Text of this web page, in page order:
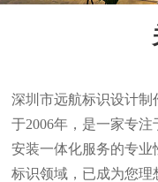
深圳市远航标识设计
于2006年，是一家专
安装一体化服务的专
标识领域，已成为您